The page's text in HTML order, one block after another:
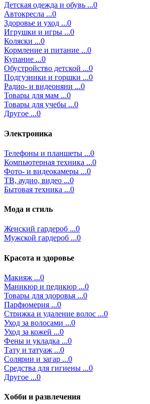
Детская одежда и обувь ...0
Автокресла ...0
Здоровье и уход ...0
Игрушки и игры ...0
Коляски ...0
Кормление и питание ...0
Купание ...0
Обустройство детской ...0
Подгузники и горшки ...0
Радио- и видеоняни ...0
Товары для мам ...0
Товары для учебы ...0
Другое ...0
Электроника
Телефоны и планшеты ...0
Компьютерная техника ...0
Фото- и видеокамеры ...0
ТВ, аудио, видео ...0
Бытовая техника ...0
Мода и стиль
Женский гардероб ...0
Мужской гардероб ...0
Красота и здоровье
Макияж ...0
Маникюр и педикюр ...0
Товары для здоровья ...0
Парфюмерия ...0
Стрижка и удаление волос ...0
Уход за волосами ...0
Уход за кожей ...0
Фены и укладка ...0
Тату и татуаж ...0
Солярии и загар ...0
Средства для гигиены ...0
Другое ...0
Хобби и развлечения